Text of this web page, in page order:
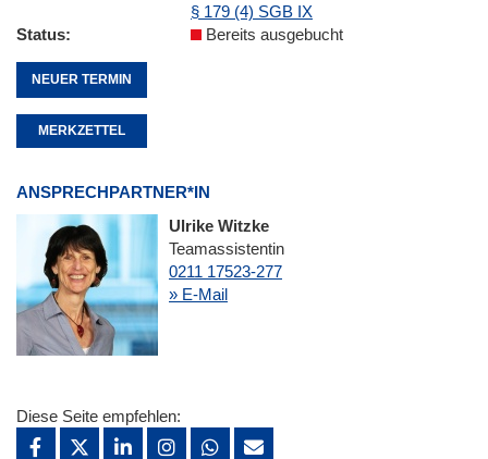
§ 179 (4) SGB IX
Status
Bereits ausgebucht
NEUER TERMIN
MERKZETTEL
ANSPRECHPARTNER*IN
Ulrike Witzke
Teamassistentin
0211 17523-277
» E-Mail
Diese Seite empfehlen: